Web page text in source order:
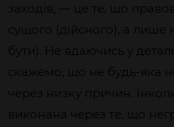
заходів, — це те, що
сущого (дійсного), а
бути). Не вдаючись у
скажемо, що не будь-яка
через низку причин.
виконана через те, що